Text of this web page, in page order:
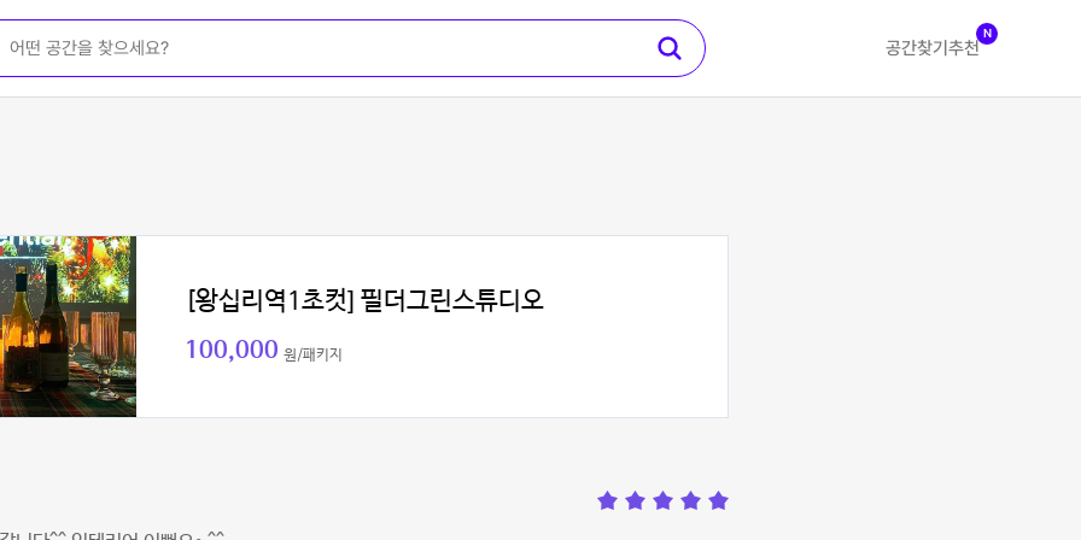
공간찾기 추천
N
[왕십리역1초컷] 필더그린스튜디오
100,000 원/패키지